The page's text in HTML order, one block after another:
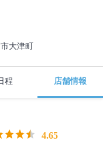
大津町
程 店舗情報
4.65